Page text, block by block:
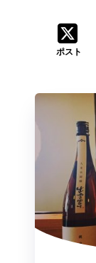
ポスト